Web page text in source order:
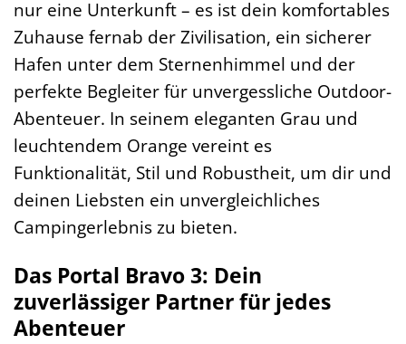
nur eine Unterkunft – es ist dein komfortables
Zuhause fernab der Zivilisation, ein sicherer
Hafen unter dem Sternenhimmel und der
perfekte Begleiter für unvergessliche Outdoor-
Abenteuer. In seinem eleganten Grau und
leuchtendem Orange vereint es
Funktionalität, Stil und Robustheit, um dir und
deinen Liebsten ein unvergleichliches
Campingerlebnis zu bieten.
Das Portal Bravo 3: Dein
zuverlässiger Partner für jedes
Abenteuer